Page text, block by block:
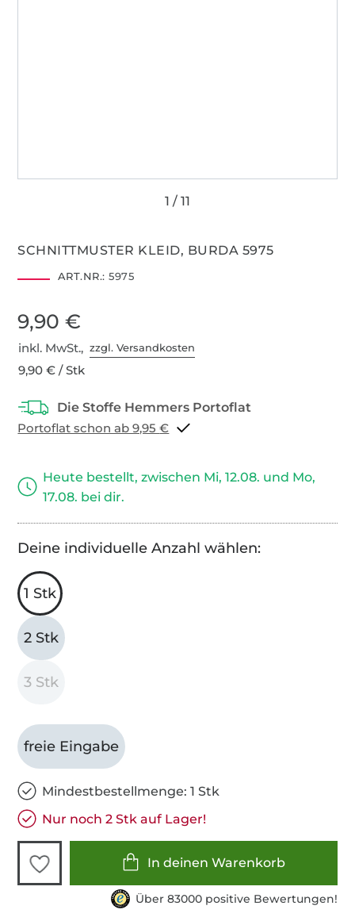
SCHNITTMUSTER KLEID, BURDA 5975
ART.NR.: 5975
9,90 €
inkl. MwSt.,zzgl. Versandkosten
9,90 € / Stk
Portoflat schon ab 9,95 €
Heute bestellt, zwischen Mi, 12.08. und Mo,
17.08. bei dir.
Deine individuelle Anzahl wählen:
1 Stk
2 Stk
3 Stk
freie Eingabe
Mindestbestellmenge: 1 Stk
Nur noch 2 Stk auf Lager!
In deinen Warenkorb
Über 83000 positive Bewertungen!